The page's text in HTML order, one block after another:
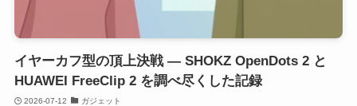
イヤーカフ型の頂上決戦 ― SHOKZ OpenDots 2 と
HUAWEI FreeClip 2 を調べ尽くした記録
2026-07-12 ガジェット